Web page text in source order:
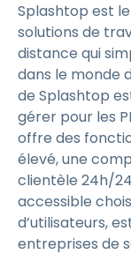
Splashtop est
solutions de
distance qui
dans le monde
de Splashtop
gérer pour les
offre des
élevé, une
clientèle 24h/
accessible
d’utilisateurs,
entreprises de